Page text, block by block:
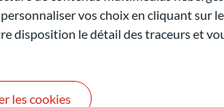
vos choix en cliquant sur
disposition le détail des traceurs et
les cookies